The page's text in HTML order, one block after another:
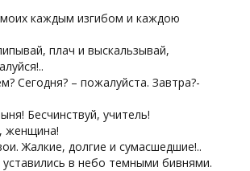
моих каждым изгибом и каждою
плач и выскальзывай,
Сегодня? – пожалуйста. Завтра?-
Бесчинствуй, учитель!
женщина!
Жалкие, долгие и сумасшедшие!..
в небо темными бивнями.